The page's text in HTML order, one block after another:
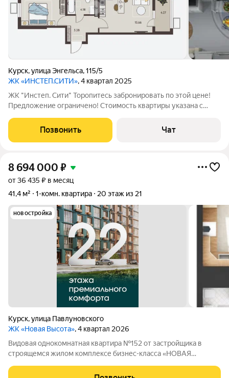
Курск,улица Энгельса,115/5
ЖК «ИНСТЕП.СИТИ», 4 квартал 2025
ЖK "Инстеп. Cити" Торопитесь забронировать по этой цене!
Предложение ограничено! Стоимость квартиры указана с
информация по телефону и в офисе продаж, наши менеджеры
всегда рады вам помочь!
Позвонить Чат
8 694 000 ₽
от 36 435 ₽ в месяц
41,4 м²
1-комн. квартира 20 этаж из 21
новостройка
Курск,улица Павлуновского
ЖК «Новая Высота», 4 квартал 2026
Видовая однокомнатная квартира №152 от застройщика в
строящемся жилом комплексе бизнес-класса «НОВАЯ
уголок для жизни в самом центре города. Комплекс